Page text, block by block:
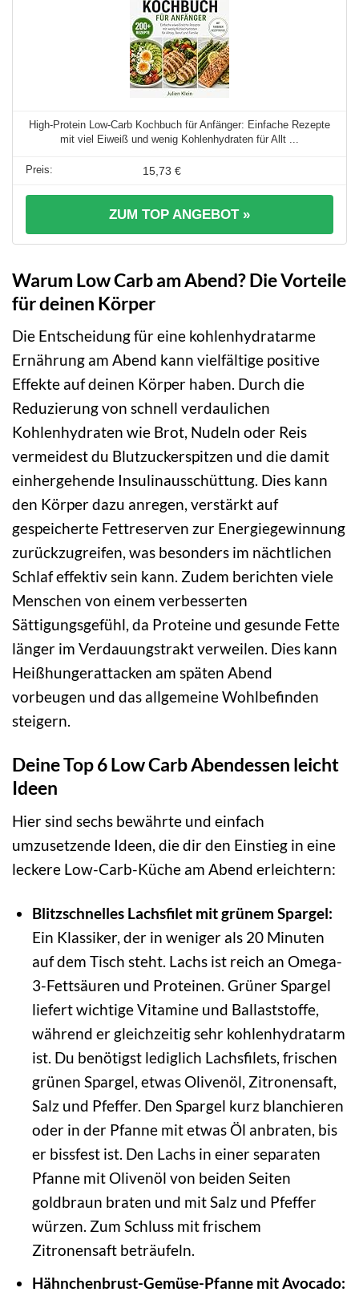
High-Protein Low-Carb Kochbuch für Anfänger: Einfache Rezepte
mit viel Eiweiß und wenig Kohlenhydraten für Allt ...
15,73 €
ZUM TOP ANGEBOT »
Warum Low Carb am Abend? Die Vorteile
für deinen Körper
Die Entscheidung für eine kohlenhydratarme
Ernährung am Abend kann vielfältige positive
Effekte auf deinen Körper haben. Durch die
Reduzierung von schnell verdaulichen
Kohlenhydraten wie Brot, Nudeln oder Reis
vermeidest du Blutzuckerspitzen und die damit
einhergehende Insulinausschüttung. Dies kann
den Körper dazu anregen, verstärkt auf
gespeicherte Fettreserven zur Energiegewinnung
zurückzugreifen, was besonders im nächtlichen
Schlaf effektiv sein kann. Zudem berichten viele
Menschen von einem verbesserten
Sättigungsgefühl, da Proteine und gesunde Fette
länger im Verdauungstrakt verweilen. Dies kann
Heißhungerattacken am späten Abend
vorbeugen und das allgemeine Wohlbefinden
steigern.
Deine Top 6 Low Carb Abendessen leicht
Ideen
Hier sind sechs bewährte und einfach
umzusetzende Ideen, die dir den Einstieg in eine
leckere Low-Carb-Küche am Abend erleichtern:
Blitzschnelles Lachsfilet mit grünem Spargel:
Ein Klassiker, der in weniger als 20 Minuten
auf dem Tisch steht. Lachs ist reich an Omega-
3-Fettsäuren und Proteinen. Grüner Spargel
liefert wichtige Vitamine und Ballaststoffe,
während er gleichzeitig sehr kohlenhydratarm
ist. Du benötigst lediglich Lachsfilets, frischen
grünen Spargel, etwas Olivenöl, Zitronensaft,
Salz und Pfeffer. Den Spargel kurz blanchieren
oder in der Pfanne mit etwas Öl anbraten, bis
er bissfest ist. Den Lachs in einer separaten
Pfanne mit Olivenöl von beiden Seiten
goldbraun braten und mit Salz und Pfeffer
würzen. Zum Schluss mit frischem
Zitronensaft beträufeln.
Hähnchenbrust-Gemüse-Pfanne mit Avocado: